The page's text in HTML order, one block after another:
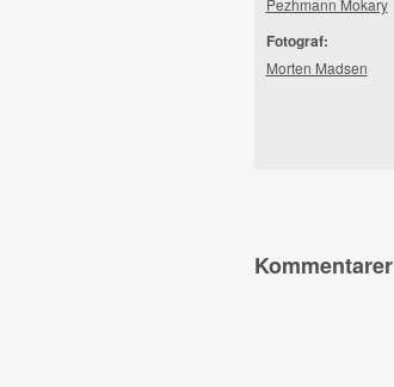
Pezhmann Mokary
Fotograf:
Morten Madsen
Kommentarer